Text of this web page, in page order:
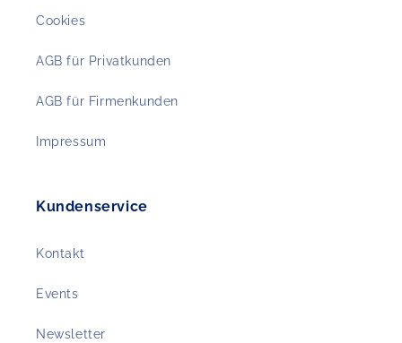
Cookies
AGB für Privatkunden
AGB für Firmenkunden
Impressum
Kundenservice
Kontakt
Events
Newsletter